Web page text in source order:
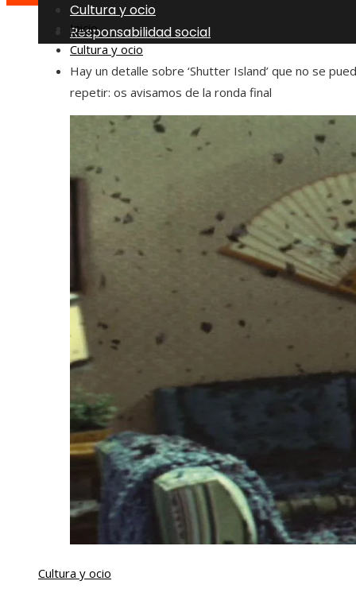
Cultura y ocio
Responsabilidad social
Inicio
Cultura y ocio
Hay un detalle sobre ‘Shutter Island’ que no se
repetir: os avisamos de la ronda final
Cultura y ocio